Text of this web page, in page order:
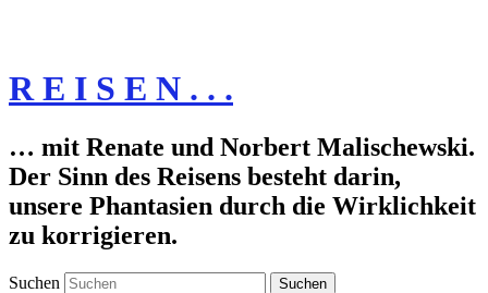
R E I S E N . . .
… mit Renate und Norbert Malischewski.
Der Sinn des Reisens besteht darin,
unsere Phantasien durch die Wirklichkeit
zu korrigieren.
Suchen